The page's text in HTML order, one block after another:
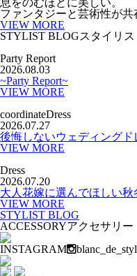
息をのむほどに美しい。
ファンタジーと芸術性が共
VIEW MORE
STYLIST BLOGスタイリ
Party Report
2026.08.03
~Party Report~
VIEW MORE
coordinateDress
2026.07.27
後悔しないウェディング
VIEW MORE
Dress
2026.07.20
大人花嫁に選んでほしい
VIEW MORE
STYLIST BLOG
ACCESSORYアクセサリー
INSTAGRAM